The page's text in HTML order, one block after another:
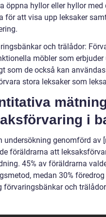
öppna hyllor eller hyllor
för att visa upp leksaker
och trälådor:
möbler som
som de också kan
stora leksaker som
i
undersökning genomförd av
föräldrarna att
45% av föräldrarna
medan 30%
förvaringsbänkar och